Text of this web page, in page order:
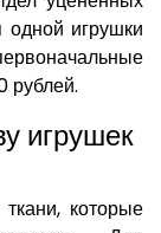
одной игрушки
рублей.
игрушек
которые